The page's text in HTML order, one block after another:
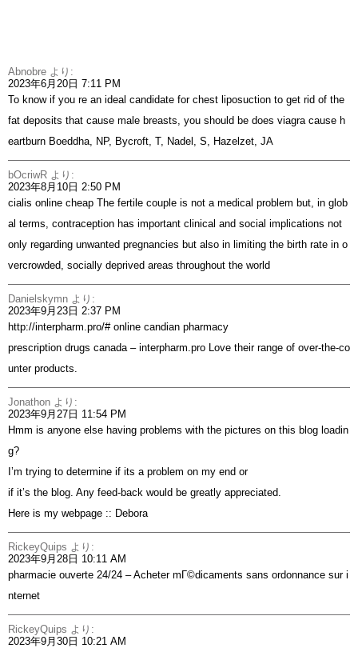
Abnobre より:
2023年6月20日 7:11 PM
To know if you re an ideal candidate for chest liposuction to get rid of the
fat deposits that cause male breasts, you should be does viagra cause h
eartburn Boeddha, NP, Bycroft, T, Nadel, S, Hazelzet, JA
bOcriwR より:
2023年8月10日 2:50 PM
cialis online cheap The fertile couple is not a medical problem but, in glob
al terms, contraception has important clinical and social implications not
only regarding unwanted pregnancies but also in limiting the birth rate in o
vercrowded, socially deprived areas throughout the world
Danielskymn より:
2023年9月23日 2:37 PM
http://interpharm.pro/#online candian pharmacy
prescription drugs canada – interpharm.pro Love their range of over-the-co
unter products.
Jonathon より:
2023年9月27日 11:54 PM
Hmm is anyone else having problems with the pictures on this blog loadin
g?
I’m trying to determine if its a problem on my end or
if it’s the blog. Any feed-back would be greatly appreciated.
Here is my webpage :: Debora
RickeyQuips より:
2023年9月28日 10:11 AM
pharmacie ouverte 24/24 – Acheter mГ©dicaments sans ordonnance sur i
nternet
RickeyQuips より:
2023年9月30日 10:21 AM